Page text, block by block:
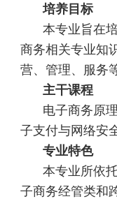
培养目标
本专业旨在
商务相关专业知
营、管理、服务
主干课程
电子商务原
子支付与网络安
专业特色
本专业所依
子商务经管类和